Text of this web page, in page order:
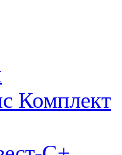
Комплект